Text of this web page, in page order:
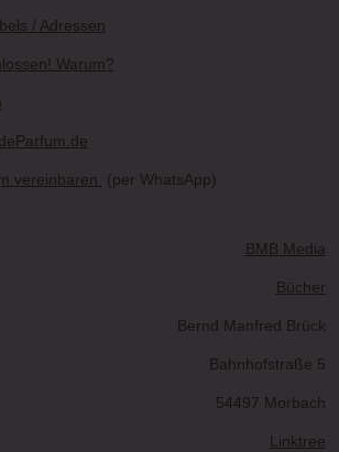
/ Adressen
Warum?
vereinbaren (per WhatsApp)
BMB Media
Bücher
Bernd Manfred Brück
Bahnhofstraße 5
54497 Morbach
Linktree